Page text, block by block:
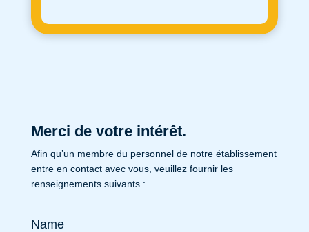
Merci de votre intérêt.
Afin qu’un membre du personnel de notre établissement
entre en contact avec vous, veuillez fournir les
renseignements suivants :
Name